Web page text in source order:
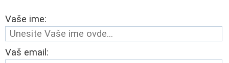
Vaše ime:
Vaš email: